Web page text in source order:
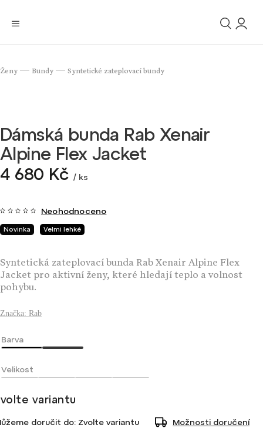
Ženy / Bundy / Syntetické zateplovací bundy
Dámská bunda Rab Xenair
Alpine Flex Jacket
4 680 Kč / ks
Novinka Velmi lehké
Neohodnoceno
Syntetická zateplovací bunda Rab Xenair Alpine Flex
Jacket pro aktivní ženy, které hledají teplo a volnost
pohybu.
Značka: Rab
Barva
Velikost
variantu
doručit do: Zvolte variantu Možnosti doručení